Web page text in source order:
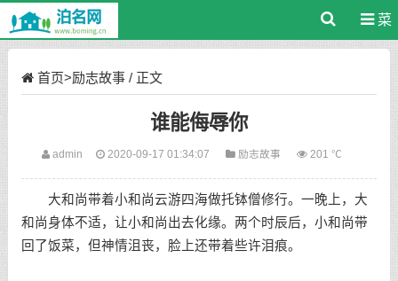
菜
首页>励志故事/ 正文
谁能侮辱你
admin 2020-09-17 01:34:07 励志故事 201 ℃
大和尚带着小和尚云游四海做托钵僧修行。一晚上，大
和尚身体不适，让小和尚出去化缘。两个时辰后，小和尚带
回了饭菜，但神情沮丧，脸上还带着些许泪痕。